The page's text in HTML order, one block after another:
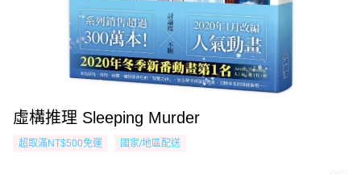
虛構推理 Sleeping Murder
超取滿NT$500免運 國家/地區配送